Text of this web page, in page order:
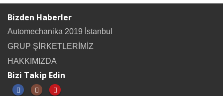
Bizden Haberler
Automechanika 2019 İstanbul
GRUP ŞİRKETLERİMİZ
HAKKIMIZDA
Bizi Takip Edin